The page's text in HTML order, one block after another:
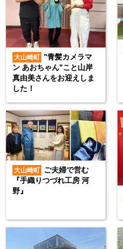
大山崎町
"青髪カメラマ
ン あおちゃん"こと山岸
真由美さんをお迎えしま
した！
大山崎町
ご夫婦で営む
『手織りつづれ工房 河
野』